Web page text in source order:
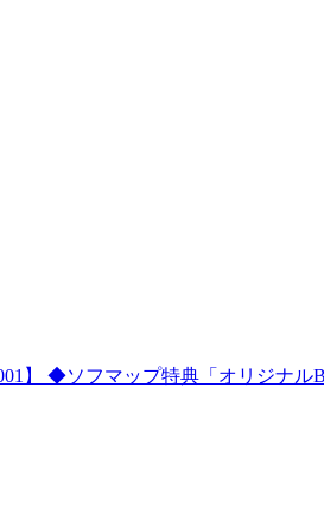
】 ◆ソフマップ特典「オリジナル